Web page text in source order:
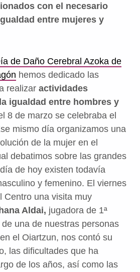
con el necesario
entre mujeres y
de Daño Cerebral Azoka de
hemos dedicado las
realizar actividades
igualdad entre hombres y
8 de marzo se celebraba el
mismo día organizamos una
de la mujer en el
debatimos sobre las grandes
de hoy existen todavía
y femenino. El viernes
Centro una visita muy
Aldai, jugadora de 1ª
una de nuestras personas
el Oiartzun, nos contó su
las dificultades que ha
de los años, así como las